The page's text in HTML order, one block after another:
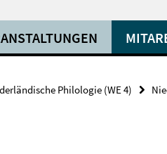
Philologie (WE 4)